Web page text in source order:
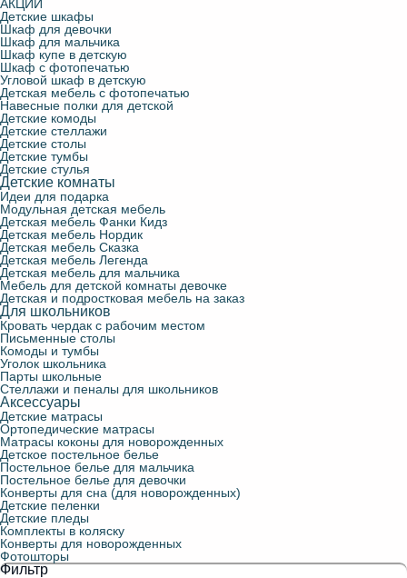
АКЦИИ
Детские шкафы
Шкаф для девочки
Шкаф для мальчика
Шкаф купе в детскую
Шкаф с фотопечатью
Угловой шкаф в детскую
Детская мебель с фотопечатью
Навесные полки для детской
Детские комоды
Детские стеллажи
Детские столы
Детские тумбы
Детские стулья
Детские комнаты
Идеи для подарка
Модульная детская мебель
Детская мебель Фанки Кидз
Детская мебель Нордик
Детская мебель Сказка
Детская мебель Легенда
Детская мебель для мальчика
Мебель для детской комнаты девочке
Детская и подростковая мебель на заказ
Для школьников
Кровать чердак с рабочим местом
Письменные столы
Комоды и тумбы
Уголок школьника
Парты школьные
Стеллажи и пеналы для школьников
Аксессуары
Детские матрасы
Ортопедические матрасы
Матрасы коконы для новорожденных
Детское постельное белье
Постельное белье для мальчика
Постельное белье для девочки
Конверты для сна (для новорожденных)
Детские пеленки
Детские пледы
Комплекты в коляску
Конверты для новорожденных
Фотошторы
Фильтр